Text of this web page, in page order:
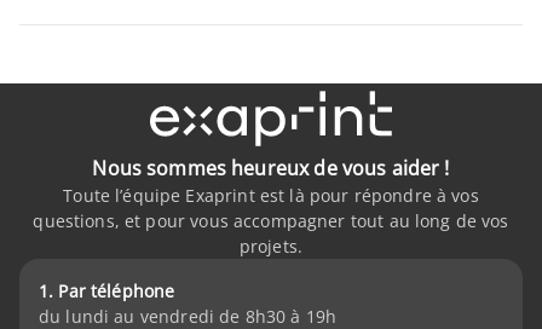
Nous sommes heureux de vous aider !
Toute l’équipe Exaprint est là pour répondre à vos
questions, et pour vous accompagner tout au long de vos
projets.
1. Par téléphone
du lundi au vendredi de 8h30 à 19h